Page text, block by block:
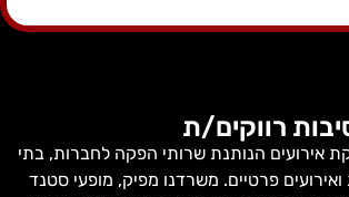
רווקים/ת
אירועים הנותנת שרותי הפקה לחברות, בתי
פרטיים. משרדנו מפיק, מופעי סטנד